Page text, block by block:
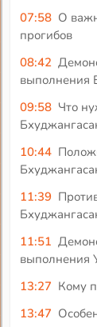
07:58 О
прогибов
08:42
выполнения
09:58 Что
10:44
11:39
11:51
выполнения
13:27 Кому
13:47